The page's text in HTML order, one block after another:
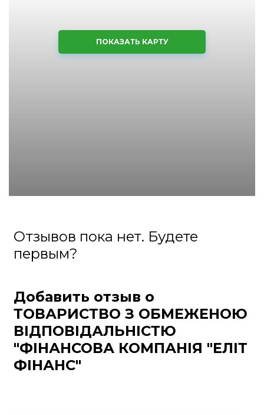
ПОКАЗАТЬ КАРТУ
Отзывов пока нет. Будете
первым?
Добавить отзыв о
ТОВАРИСТВО З ОБМЕЖЕНОЮ
ВІДПОВІДАЛЬНІСТЮ
"ФІНАНСОВА КОМПАНІЯ "ЕЛІТ
ФІНАНС"